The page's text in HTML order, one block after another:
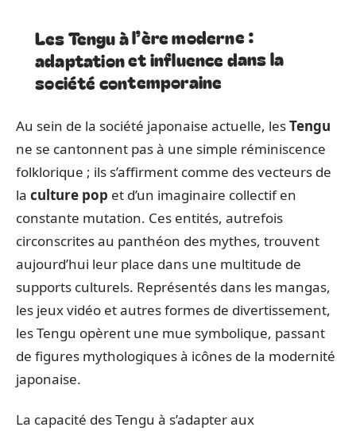
Les Tengu à l’ère moderne :
adaptation et influence dans la
société contemporaine
Au sein de la société japonaise actuelle, lesTengu
ne se cantonnent pas à une simple réminiscence
folklorique ; ils s’affirment comme des vecteurs de
la culture pop et d’un imaginaire collectif en
constante mutation. Ces entités, autrefois
circonscrites au panthéon des mythes, trouvent
aujourd’hui leur place dans une multitude de
supports culturels. Représentés dans les mangas,
les jeux vidéo et autres formes de divertissement,
les Tengu opèrent une mue symbolique, passant
de figures mythologiques à icônes de la modernité
japonaise.
La capacité des Tengu à s’adapter aux